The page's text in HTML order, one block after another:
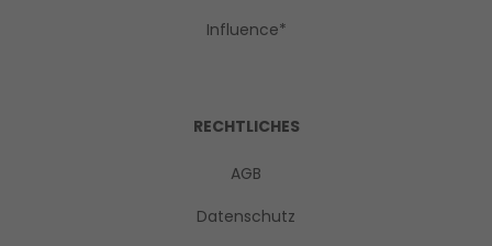
Influence*
RECHTLICHES
AGB
Datenschutz